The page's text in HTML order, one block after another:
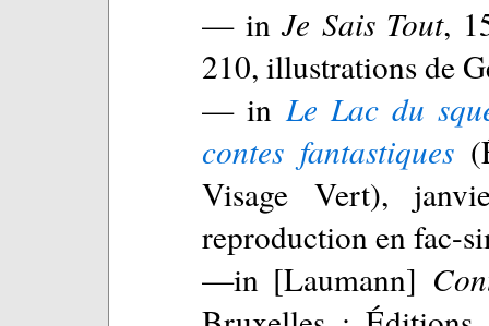
— inJe Sais Tout,
210, illustrations de
— inLe Lac du
contes fantastiques
Visage Vert),
reproduction en fac-
—in [Laumann]